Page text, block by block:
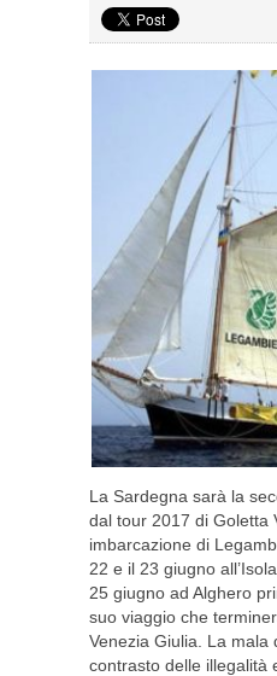
La Sardegna sarà la
dal tour 2017 di Goletta
imbarcazione di
22 e il 23 giugno
25 giugno ad Alghero
suo viaggio che
Venezia Giulia. La mala
contrasto delle illegalità